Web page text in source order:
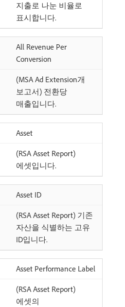
지출로 나눈 비율로
표시합니다.
All Revenue Per
Conversion
(MSA Ad Extension개
보고서) 전환당
매출입니다.
Asset
(RSA Asset Report)
에셋입니다.
Asset ID
(RSA Asset Report) 기존
자산을 식별하는 고유
ID입니다.
Asset Performance Label
(RSA Asset Report)
에셋의